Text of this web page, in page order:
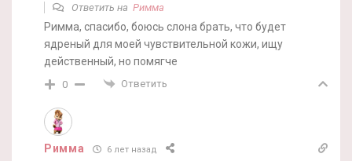
Ответить на Римма
Римма, спасибо, боюсь слона брать, что будет
ядреный для моей чувствительной кожи, ищу
действенный, но помягче
0 Ответить
Римма 6 лет назад